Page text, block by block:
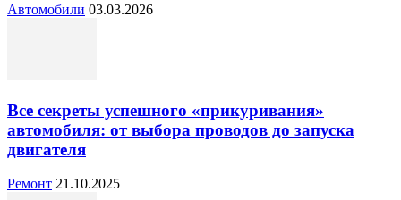
Автомобили 03.03.2026
Все секреты успешного «прикуривания»
автомобиля: от выбора проводов до запуска
двигателя
Ремонт 21.10.2025